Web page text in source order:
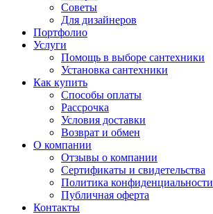
Советы
Для дизайнеров
Портфолио
Услуги
Помощь в выборе сантехники
Установка сантехники
Как купить
Способы оплаты
Рассрочка
Условия доставки
Возврат и обмен
О компании
Отзывы о компании
Сертификаты и свидетельства
Политика конфиденциальности
Публичная оферта
Контакты